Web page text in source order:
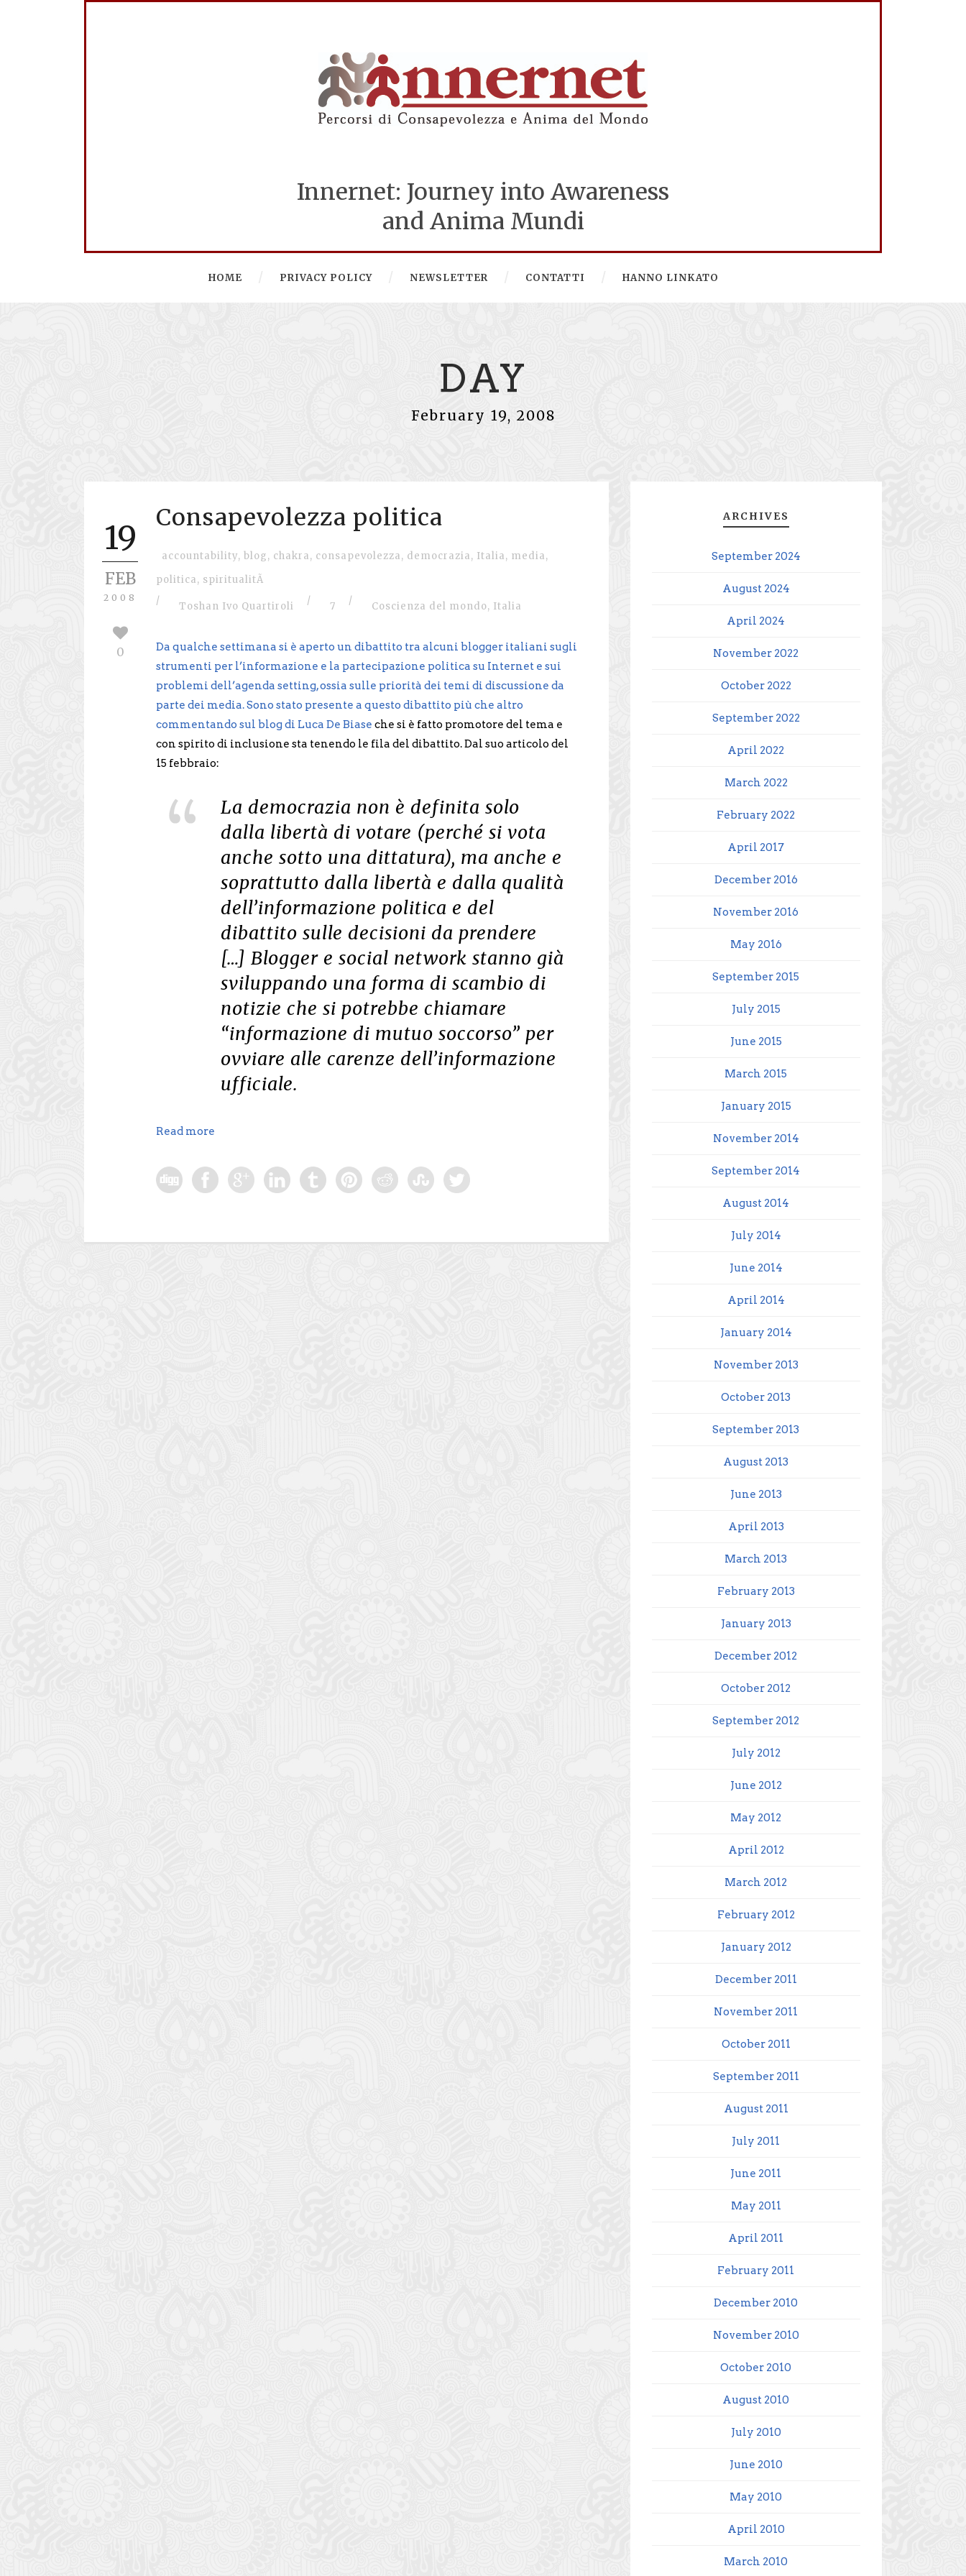
Innernet: Journey into Awareness
and Anima Mundi
HOME PRIVACY POLICY NEWSLETTER CONTATTI HANNO LINKATO
DAY
February 19, 2008
19
FEB
2008
0
Consapevolezza politica
accountability, blog, chakra, consapevolezza, democrazia, Italia, media,
politica, spiritualitÃ
/
Toshan Ivo Quartiroli / 7 / Coscienza del mondo, Italia
Da qualche settimana si è aperto un dibattito tra alcuni blogger italiani sugli
strumenti per l’informazione e la partecipazione politica su Internet e sui
problemi dell’agenda setting, ossia sulle priorità dei temi di discussione da
parte dei media. Sono stato presente a questo dibattito più che altro
commentando sul blog di Luca De Biase che si è fatto promotore del tema e
con spirito di inclusione sta tenendo le fila del dibattito. Dal suo articolo del
15 febbraio:
La democrazia non è definita solo
dalla libertà di votare (perché si vota
anche sotto una dittatura), ma anche e
soprattutto dalla libertà e dalla qualità
dell’informazione politica e del
dibattito sulle decisioni da prendere
[…] Blogger e social network stanno già
sviluppando una forma di scambio di
notizie che si potrebbe chiamare
“informazione di mutuo soccorso” per
ovviare alle carenze dell’informazione
ufficiale.
Read more
ARCHIVES
September 2024
August 2024
April 2024
November 2022
October 2022
September 2022
April 2022
March 2022
February 2022
April 2017
December 2016
November 2016
May 2016
September 2015
July 2015
June 2015
March 2015
January 2015
November 2014
September 2014
August 2014
July 2014
June 2014
April 2014
January 2014
November 2013
October 2013
September 2013
August 2013
June 2013
April 2013
March 2013
February 2013
January 2013
December 2012
October 2012
September 2012
July 2012
June 2012
May 2012
April 2012
March 2012
February 2012
January 2012
December 2011
November 2011
October 2011
September 2011
August 2011
July 2011
June 2011
May 2011
April 2011
February 2011
December 2010
November 2010
October 2010
August 2010
July 2010
June 2010
May 2010
April 2010
March 2010